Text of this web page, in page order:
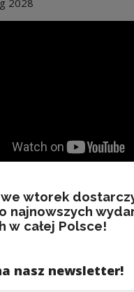
2028
wtorek
najnowszych
w całej Polsce!
nasz newsletter!